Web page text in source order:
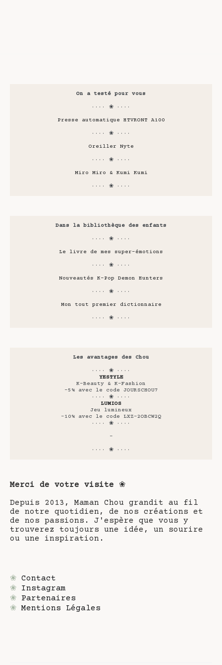
On a testé pour vous
···· ❀ ····
Presse automatique HTVRONT A100
···· ❀ ····
Oreiller Nyte
···· ❀ ····
Miro Miro & Kumi Kumi
···· ❀ ····
Dans la bibliothèque des enfants
···· ❀ ····
Le livre de mes super-émotions
···· ❀ ····
Nouveautés K-Pop Demon Hunters
···· ❀ ····
Mon tout premier dictionnaire
···· ❀ ····
Les avantages des Chou
···· ❀ ····
YESTYLE
K-Beauty & K-Fashion
-5% avec le code JOURSCHOU7
···· ❀ ····
LUMIOS
Jeu lumineux
-10% avec le code LXZ-2OBCW2Q
···· ❀ ····
-
···· ❀ ····
Merci de votre visite ❀
Depuis 2013, Maman Chou grandit au fil
de notre quotidien, de nos créations et
de nos passions. J'espère que vous y
trouverez toujours une idée, un sourire
ou une inspiration.
❀ Contact
❀ Instagram
❀ Partenaires
❀ Mentions Légales